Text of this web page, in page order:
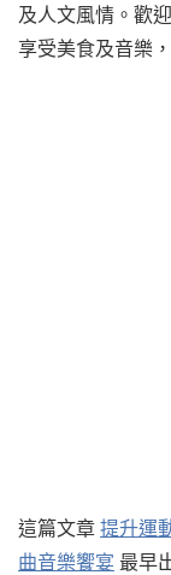
及人文風情。歡
享受美食及音樂
這篇文章 提升運
曲音樂饗宴 最早